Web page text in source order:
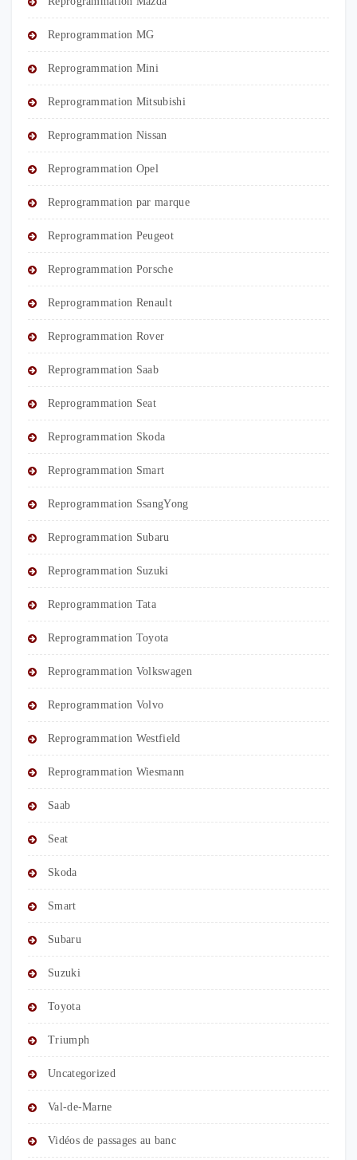
Reprogrammation MG
Reprogrammation Mini
Reprogrammation Mitsubishi
Reprogrammation Nissan
Reprogrammation Opel
Reprogrammation par marque
Reprogrammation Peugeot
Reprogrammation Porsche
Reprogrammation Renault
Reprogrammation Rover
Reprogrammation Saab
Reprogrammation Seat
Reprogrammation Skoda
Reprogrammation Smart
Reprogrammation SsangYong
Reprogrammation Subaru
Reprogrammation Suzuki
Reprogrammation Tata
Reprogrammation Toyota
Reprogrammation Volkswagen
Reprogrammation Volvo
Reprogrammation Westfield
Reprogrammation Wiesmann
Saab
Seat
Skoda
Smart
Subaru
Suzuki
Toyota
Triumph
Uncategorized
Val-de-Marne
Vidéos de passages au banc